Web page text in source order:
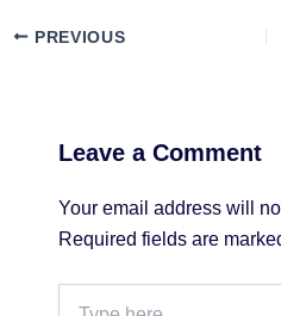
PREVIOUS
Leave a Comment
Your email address will
Required fields are